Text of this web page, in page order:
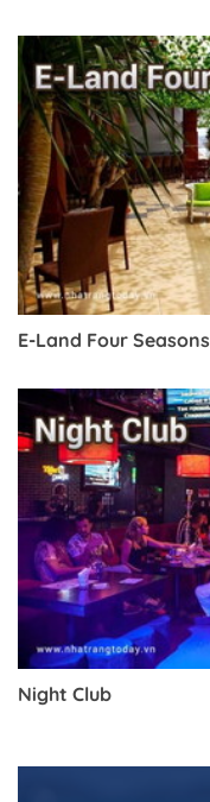
E-Land Four Seasons
Night Club